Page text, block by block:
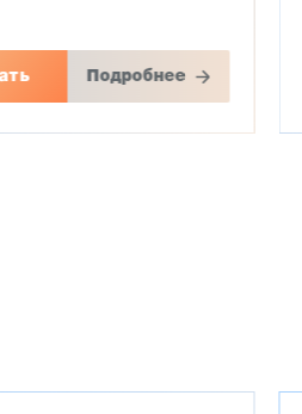
Подробнее